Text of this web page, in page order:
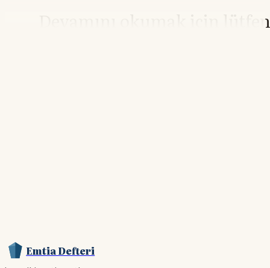
Devamını okumak için lütfen
Emtia Defteri